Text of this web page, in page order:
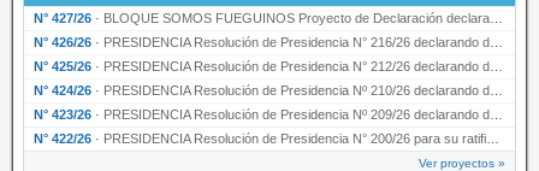
N° 427/26 · BLOQUE SOMOS FUEGUINOS Proyecto de Declaración declarando de interés provincial PRESIDENCI…
N° 426/26 · PRESIDENCIA Resolución de Presidencia N° 216/26 declarando de interés provincial la labor …
N° 425/26 · PRESIDENCIA Resolución de Presidencia N° 212/26 declarando de interés provincial el “50° A…
N° 424/26 · PRESIDENCIA Resolución de Presidencia Nº 210/26 declarando de interés provincial el proyec…
N° 423/26 · PRESIDENCIA Resolución de Presidencia Nº 209/26 declarando de interés provincial la presen…
N° 422/26 · PRESIDENCIA Resolución de Presidencia N° 200/26 para su ratificación.
Ver proyectos »